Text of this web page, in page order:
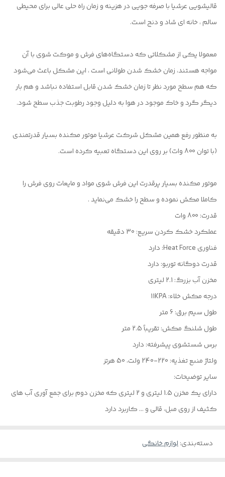
قالیشویی عرشیا با صرفه جویی در هزینه و زمان راه حلی عالی برای محیطی
سالم ، خانه ای شاد و دنج است.
معمولا یکی از مشکلاتی که دستگاه‌های فرش و موکت شوی با آن
مواجه هستند، زمان خشک شدن طولانی است ، این مشکل باعث می‌شود
که هم سطح مورد نظر تا زمان خشک شدن قابل استفاده نباشد و هم بار
دیگر گرد و خاک موجود در هوا به دلیل وجود رطوبت جذب سطح شود.
به منظور رفع همین مشکل شرکت عرشیا موتور مکنده بسیار قدرتمندی
(با توان 800 وات) بر روی این دستگاه تعبیه کرده است.
موتور مکنده بسیار پرقدرت این فرش شوی مواد و مایعات روی فرش را
کاملا مکش نموده و سطح را خشک می‌نماید .
قدرت: 800 وات
عملکرد خشک کردن سریع: 30 دقیقه
فناوری Heat Force: دارد
قدرت دوگانه توربو: دارد
مخزن آب بزرگ: 2.1 لیتری
درجه مکش خلاء: 11KPA
طول سیم برق: 6 متر
طول شلنگ مکش: تقریباً 2.5 متر
برس شستشوی پیشرفته: دارد
ولتاژ منبع تغذیه: 220-240 ولت، 50 هرتز
سایر توضیحات:
دارای یک مخزن 1.5 لیتری و 2 لیتری که مخزن دوم برای جمع آوری آب های
کثیف از روی مبل، قالی و … کاربرد دارد
دسته‌بندی:لوازم خانگی